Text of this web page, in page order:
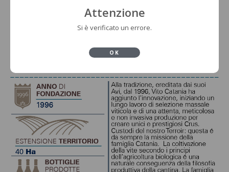
Attenzione
Si è verificato un errore.
OK